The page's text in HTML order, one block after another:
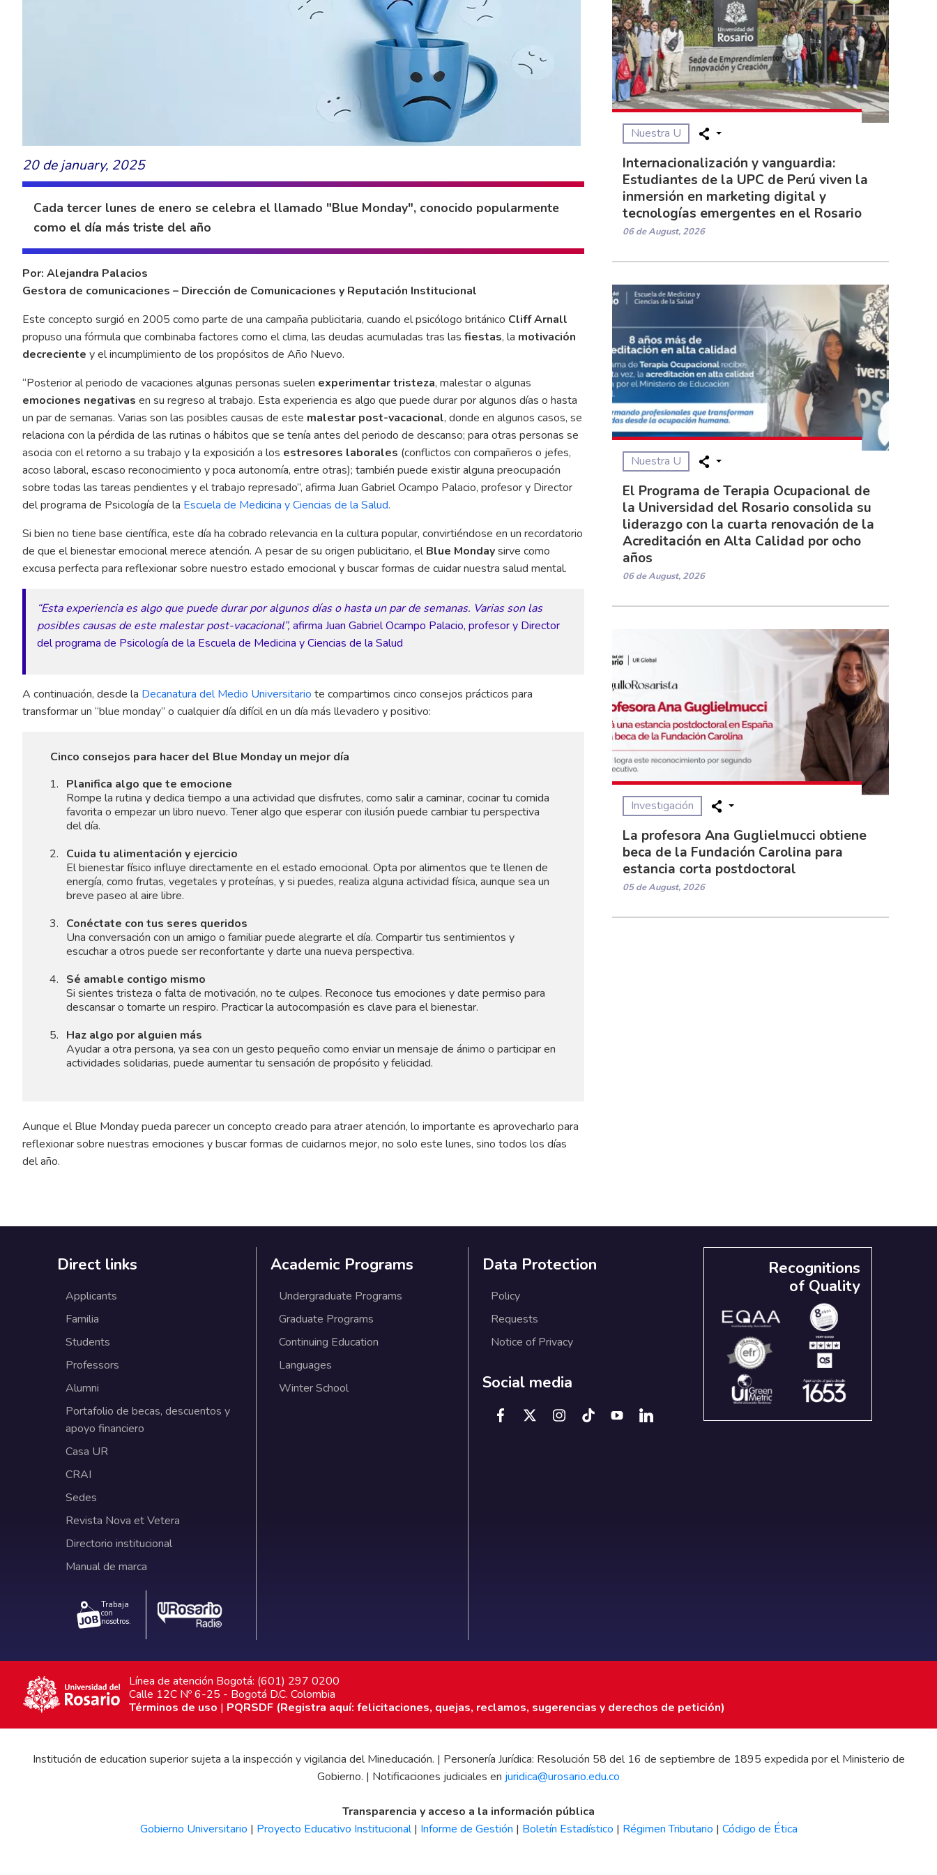
20 de january, 2025
Cada tercer lunes de enero se celebra el llamado "Blue Monday", conocido popularmente
como el día más triste del año
Por: Alejandra Palacios
Gestora de comunicaciones – Dirección de Comunicaciones y Reputación Institucional
Este concepto surgió en 2005 como parte de una campaña publicitaria, cuando el psicólogo británico Cliff Arnall
propuso una fórmula que combinaba factores como el clima, las deudas acumuladas tras las fiestas, la motivación
decreciente y el incumplimiento de los propósitos de Año Nuevo.
“Posterior al periodo de vacaciones algunas personas suelen experimentar tristeza, malestar o algunas
emociones negativas en su regreso al trabajo. Esta experiencia es algo que puede durar por algunos días o hasta
un par de semanas. Varias son las posibles causas de este malestar post-vacacional, donde en algunos casos, se
relaciona con la pérdida de las rutinas o hábitos que se tenía antes del periodo de descanso; para otras personas se
asocia con el retorno a su trabajo y la exposición a los estresores laborales (conflictos con compañeros o jefes,
acoso laboral, escaso reconocimiento y poca autonomía, entre otras); también puede existir alguna preocupación
sobre todas las tareas pendientes y el trabajo represado”, afirma Juan Gabriel Ocampo Palacio, profesor y Director
del programa de Psicología de la Escuela de Medicina y Ciencias de la Salud.
Si bien no tiene base científica, este día ha cobrado relevancia en la cultura popular, convirtiéndose en un recordatorio
de que el bienestar emocional merece atención. A pesar de su origen publicitario, elBlue Mondaysirve como
excusa perfecta para reflexionar sobre nuestro estado emocional y buscar formas de cuidar nuestra salud mental.
“Esta experiencia es algo que puede durar por algunos días o hasta un par de semanas. Varias son las
posibles causas de este malestar post-vacacional”, afirma Juan Gabriel Ocampo Palacio, profesor y Director
del programa de Psicología de la Escuela de Medicina y Ciencias de la Salud
A continuación, desde la Decanatura del Medio Universitario te compartimos cinco consejos prácticos para
transformar un “blue monday” o cualquier día difícil en un día más llevadero y positivo:
Cinco consejos para hacer del Blue Monday un mejor día
Planifica algo que te emocione
Rompe la rutina y dedica tiempo a una actividad que disfrutes, como salir a caminar, cocinar tu comida
favorita o empezar un libro nuevo. Tener algo que esperar con ilusión puede cambiar tu perspectiva
del día.
Cuida tu alimentación y ejercicio
El bienestar físico influye directamente en el estado emocional. Opta por alimentos que te llenen de
energía, como frutas, vegetales y proteínas, y si puedes, realiza alguna actividad física, aunque sea un
breve paseo al aire libre.
Conéctate con tus seres queridos
Una conversación con un amigo o familiar puede alegrarte el día. Compartir tus sentimientos y
escuchar a otros puede ser reconfortante y darte una nueva perspectiva.
Sé amable contigo mismo
Si sientes tristeza o falta de motivación, no te culpes. Reconoce tus emociones y date permiso para
descansar o tomarte un respiro. Practicar la autocompasión es clave para el bienestar.
Haz algo por alguien más
Ayudar a otra persona, ya sea con un gesto pequeño como enviar un mensaje de ánimo o participar en
actividades solidarias, puede aumentar tu sensación de propósito y felicidad.
Aunque el Blue Monday pueda parecer un concepto creado para atraer atención, lo importante es aprovecharlo para
reflexionar sobre nuestras emociones y buscar formas de cuidarnos mejor, no solo este lunes, sino todos los días
del año.
Nuestra U
Internacionalización y vanguardia:
Estudiantes de la UPC de Perú viven la
inmersión en marketing digital y
tecnologías emergentes en el Rosario
06 de August, 2026
Nuestra U
El Programa de Terapia Ocupacional de
la Universidad del Rosario consolida su
liderazgo con la cuarta renovación de la
Acreditación en Alta Calidad por ocho
años
06 de August, 2026
Investigación
La profesora Ana Guglielmucci obtiene
beca de la Fundación Carolina para
estancia corta postdoctoral
05 de August, 2026
Direct links
Applicants
Familia
Students
Professors
Alumni
Portafolio de becas, descuentos y
apoyo financiero
Casa UR
CRAI
Sedes
Revista Nova et Vetera
Directorio institucional
Manual de marca
Trabaja
con
nosotros.
Academic Programs
Undergraduate Programs
Graduate Programs
Continuing Education
Languages
Winter School
Data Protection
Policy
Requests
Notice of Privacy
Social media
Recognitions
of Quality
Línea de atención Bogotá: (601) 297 0200
Calle 12C Nº 6-25 - Bogotá D.C. Colombia
Términos de uso | PQRSDF (Registra aquí: felicitaciones, quejas, reclamos, sugerencias y derechos de petición)
Institución de education superior sujeta a la inspección y vigilancia del Mineducación. | Personería Jurídica: Resolución 58 del 16 de septiembre de 1895 expedida por el Ministerio de
Gobierno. | Notificaciones judiciales en juridica@urosario.edu.co
Transparencia y acceso a la información pública
Gobierno Universitario | Proyecto Educativo Institucional| Informe de Gestión | Boletín Estadístico | Régimen Tributario | Código de Ética